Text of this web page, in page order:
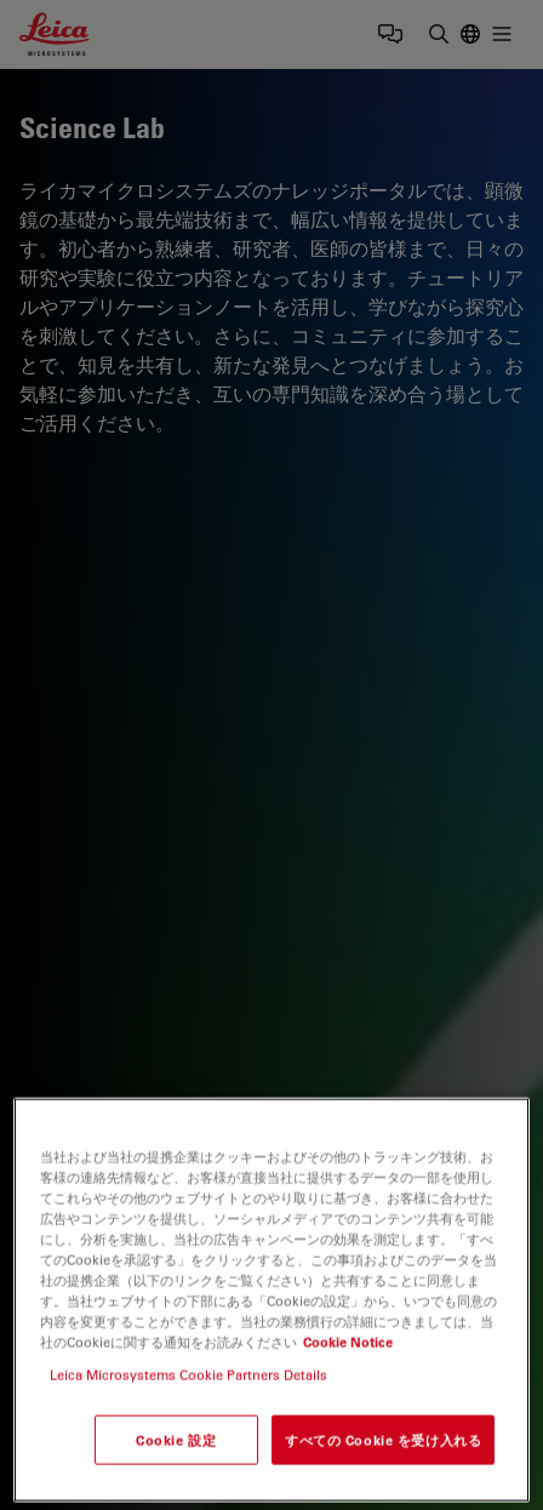
Leica Microsystems Logo
Science Lab
ライカマイクロシステムズのナレッジポータルでは、顕微
鏡の基礎から最先端技術まで、幅広い情報を提供していま
す。初心者から熟練者、研究者、医師の皆様まで、日々の
研究や実験に役立つ内容となっております。チュートリア
ルやアプリケーションノートを活用し、学びながら探究心
を刺激してください。さらに、コミュニティに参加するこ
とで、知見を共有し、新たな発見へとつなげましょう。お
気軽に参加いただき、互いの専門知識を深め合う場として
ご活用ください。
当社および当社の提携企業はクッキーおよびその他のトラッキング技術、お
客様の連絡先情報など、お客様が直接当社に提供するデータの一部を使用し
てこれらやその他のウェブサイトとのやり取りに基づき、お客様に合わせた
広告やコンテンツを提供し、ソーシャルメディアでのコンテンツ共有を可能
にし、分析を実施し、当社の広告キャンペーンの効果を測定します。「すべ
てのCookieを承認する」をクリックすると、この事項およびこのデータを当
社の提携企業（以下のリンクをご覧ください）と共有することに同意しま
す。当社ウェブサイトの下部にある「Cookieの設定」から、いつでも同意の
内容を変更することができます。当社の業務慣行の詳細につきましては、当
社のCookieに関する通知をお読みください Cookie Notice
Leica Microsystems Cookie Partners Details
Cookie 設定 すべての Cookie を受け入れる